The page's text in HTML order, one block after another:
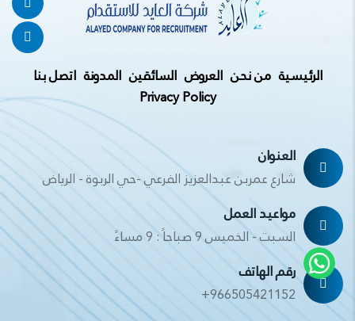
الرئيسية من نحن العروض السائقين المدونة اتصل بنا
Privacy Policy
العنوان
شارع عمربن عبدالعزيز الفرعي -حي الربوة - الرياض
مواعيد العمل
السبت - الخميس 9 صباحاً : 9 مساءً
رقم الهاتف
+966505421152